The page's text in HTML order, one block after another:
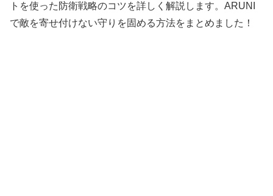
トを使った防衛戦略のコツを詳しく解説します。ARUNI
で敵を寄せ付けない守りを固める方法をまとめました！